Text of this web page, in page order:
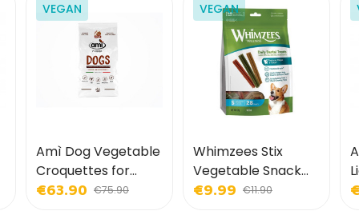
VEGAN
Amì Dog Vegetable
Croquettes for
Dogs
€63.90 €75.90
VEGAN
Whimzees Stix
Vegetable Snack
for Dogs
€9.99 €11.90